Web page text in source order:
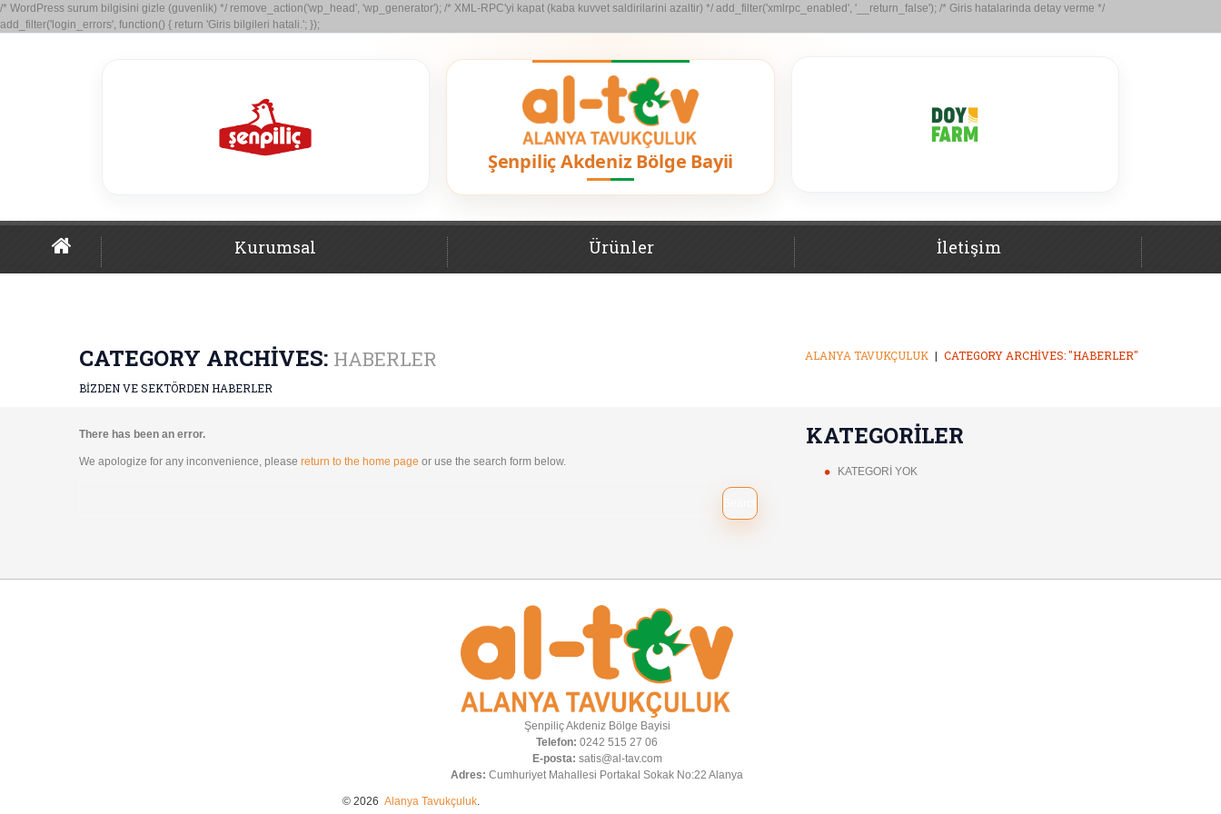
/* WordPress surum bilgisini gizle (guvenlik) */ remove_action('wp_head', 'wp_generator'); /* XML-RPC'yi kapat (kaba kuvvet saldirilarini azaltir) */ add_filter('xmlrpc_enabled', '__return_false'); /* Giris hatalarinda detay verme */
add_filter('login_errors', function() { return 'Giris bilgileri hatali.'; });
Kurumsal Ürünler İletişim
CATEGORY ARCHIVES: HABERLER
BIZDEN VE SEKTÖRDEN HABERLER
ALANYA TAVUKÇULUK CATEGORY ARCHIVES: "HABERLER"
There has been an error.
We apologize for any inconvenience, please return to the home page or use the search form below.
KATEGORILER
KATEGORI YOK
Şenpiliç Akdeniz Bölge Bayisi
Telefon: 0242 515 27 06
E-posta: satis@al-tav.com
Adres: Cumhuriyet Mahallesi Portakal Sokak No:22 Alanya
© 2026 Alanya Tavukçuluk.